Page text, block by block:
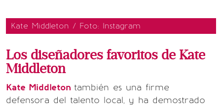
Kate Middleton / Foto: Instagram
Los diseñadores favoritos de Kate
Middleton
Kate Middleton también es una firme
defensora del talento local, y ha demostrado